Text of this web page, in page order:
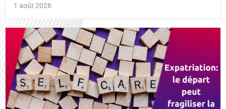
1 août 2026